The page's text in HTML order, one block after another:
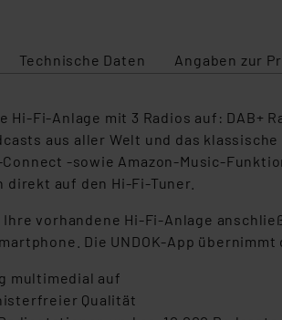
Technische Daten Angaben zur
Hi-Fi-Anlage mit 3 Radios auf:
aus aller Welt und das
-sowie Amazon-Music-
auf den Hi-Fi-Tuner.
vorhandene Hi-Fi-Anlage
Die UNDOK-App
multimedial auf
Qualität